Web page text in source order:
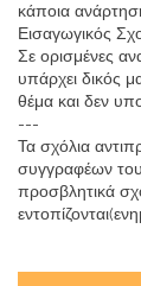
κάποια
Εισαγωγικός
Σε ορισμένες
υπάρχει δικός
θέμα και δεν
---
Τα σχόλια
συγγραφέων
προσβλητικά